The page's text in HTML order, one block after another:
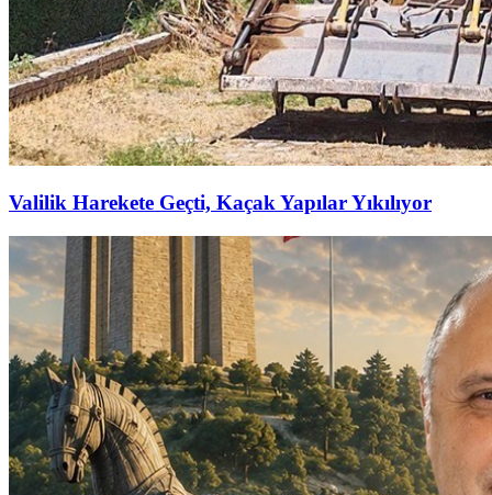
Valilik Harekete Geçti, Kaçak Yapılar Yıkılıyor